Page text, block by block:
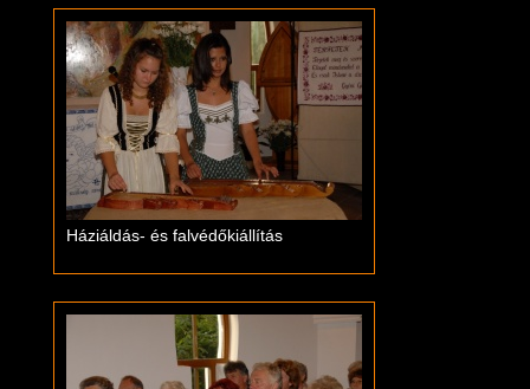
Háziáldás- és falvédőkiállítás